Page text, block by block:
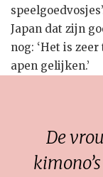
Japan dat zijn
nog: ‘Het is
apen gelijken.’
De